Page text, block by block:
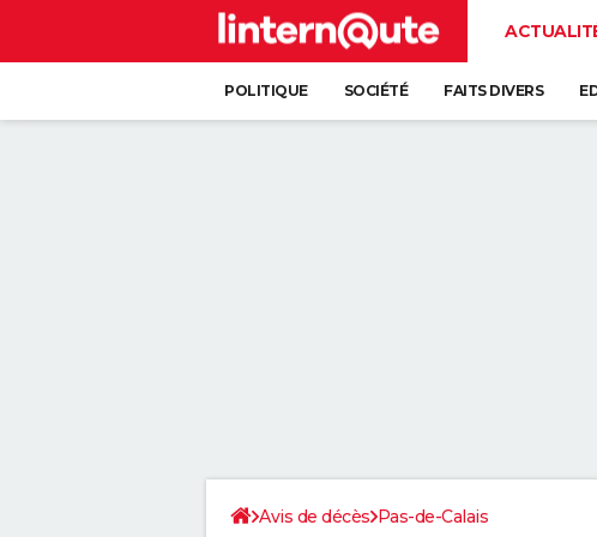
POLITIQUE SOCIÉTÉ FAITS DIVERS
Avis de décès Pas-de-Calais